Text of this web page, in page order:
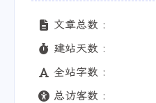
文章总数 :
建站天数 :
全站字数 :
总访客数 :